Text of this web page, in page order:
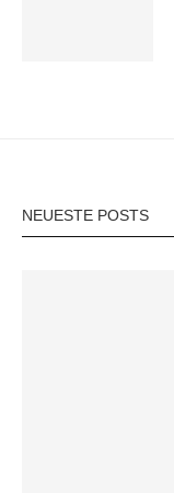
NEUESTE POSTS